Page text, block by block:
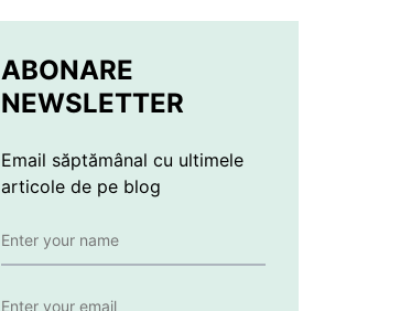
ABONARE
NEWSLETTER
Email săptămânal cu ultimele
articole de pe blog